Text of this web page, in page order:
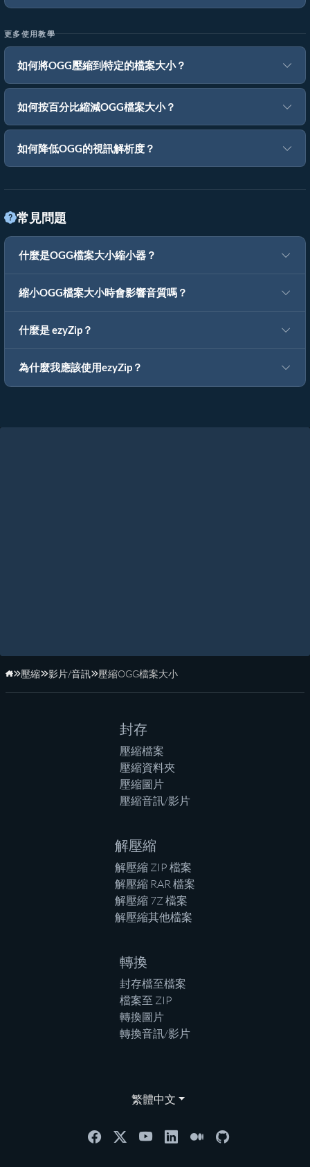
更多使用教學
如何將OGG壓縮到特定的檔案大小？
如何按百分比縮減OGG檔案大小？
如何降低OGG的視訊解析度？
常見問題
什麼是OGG檔案大小縮小器？
縮小OGG檔案大小時會影響音質嗎？
什麼是 ezyZip？
為什麼我應該使用ezyZip？
首頁
壓縮 影片/音訊 壓縮OGG檔案大小
封存
壓縮檔案
壓縮資料夾
壓縮圖片
壓縮音訊/影片
解壓縮
解壓縮 ZIP 檔案
解壓縮 RAR 檔案
解壓縮 7Z 檔案
解壓縮其他檔案
轉換
封存檔至檔案
檔案至 ZIP
轉換圖片
轉換音訊/影片
繁體中文